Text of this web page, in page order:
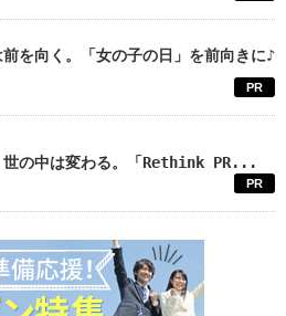
を向く。「女の子の日」を前向きに♪
PR
世の中は変わる。「Rethink PR...
PR